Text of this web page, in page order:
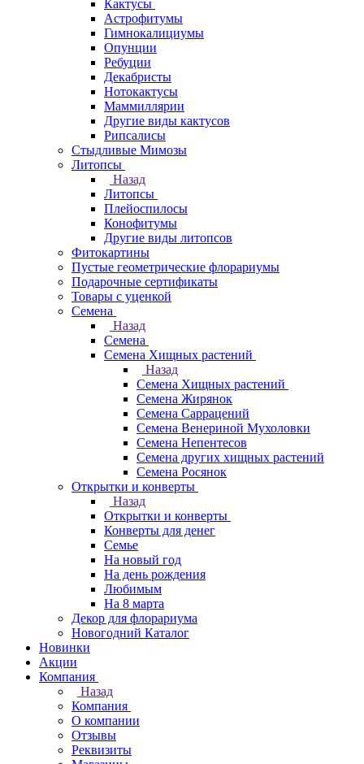
Кактусы
Астрофитумы
Гимнокалициумы
Опунции
Ребуции
Декабристы
Нотокактусы
Маммиллярии
Другие виды кактусов
Рипсалисы
Стыдливые Мимозы
Литопсы
Назад
Литопсы
Плейоспилосы
Конофитумы
Другие виды литопсов
Фитокартины
Пустые геометрические флорариумы
Подарочные сертификаты
Товары с уценкой
Семена
Назад
Семена
Семена Хищных растений
Назад
Семена Хищных растений
Семена Жирянок
Семена Саррацений
Семена Венериной Мухоловки
Семена Непентесов
Семена других хищных растений
Семена Росянок
Открытки и конверты
Назад
Открытки и конверты
Конверты для денег
Семье
На новый год
На день рождения
Любимым
На 8 марта
Декор для флорариума
Новогодний Каталог
Новинки
Акции
Компания
Назад
Компания
О компании
Отзывы
Реквизиты